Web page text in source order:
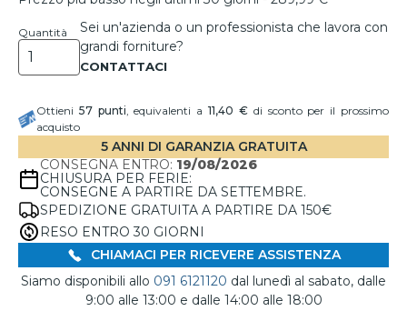
Quantità
Sei un'azienda o un professionista che lavora con
grandi forniture?
Ottieni 57punti, equivalenti a11,40 €di sconto per il prossimo
acquisto
5 ANNI DI GARANZIA GRATUITA
CONSEGNA ENTRO: 19/08/2026
CHIUSURA PER FERIE:
CONSEGNE A PARTIRE DA SETTEMBRE.
SPEDIZIONE GRATUITA A PARTIRE DA 150€
RESO ENTRO 30 GIORNI
CHIAMACI PER RICEVERE ASSISTENZA
Siamo disponibili allo 091 6121120 dal lunedì al sabato, dalle
9:00 alle 13:00 e dalle 14:00 alle 18:00